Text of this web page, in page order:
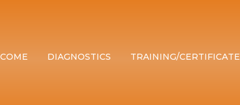
DIAGNOSTICS TRAINING/CERTIFICATE